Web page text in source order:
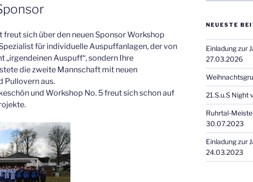
freut sich über den neuen Sponsor Workshop
für individuelle Auspuffanlagen, der von
„irgendeinen Auspuff“, sondern Ihre
die zweite Mannschaft mit neuen
Pullovern aus.
und Workshop No. 5 freut sich schon auf
NEUESTE
Einladung zur
27.03.2026
21.S.u.S
Ruhrtal-
30.07.2023
Einladung zur
24.03.2023